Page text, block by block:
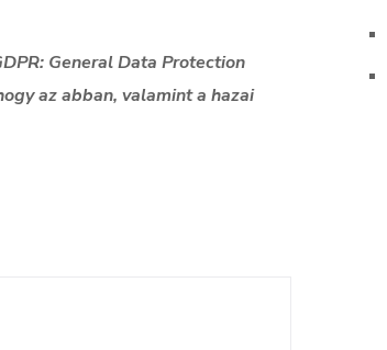
General Data Protection
az abban, valamint a hazai